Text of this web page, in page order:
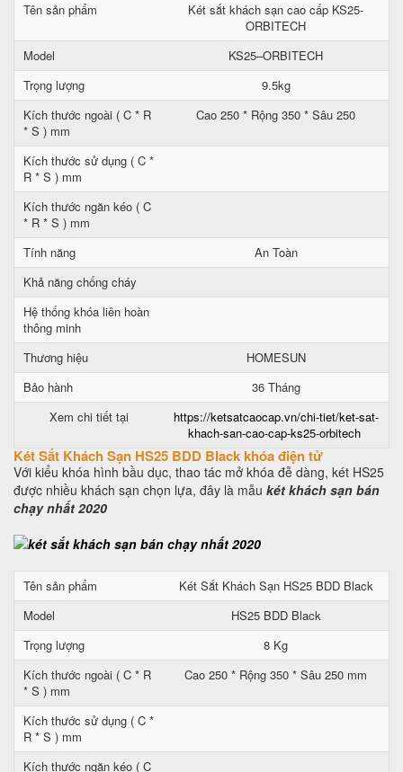
Tên sản phẩm
Két sắt khách sạn cao cấp KS25-
ORBITECH
Model
KS25–ORBITECH
Trọng lượng
9.5kg
Kích thước ngoài ( C * R
* S ) mm
Cao 250 * Rộng 350 * Sâu 250
Kích thước sử dụng ( C *
R * S ) mm
Kích thước ngăn kéo ( C
* R * S ) mm
Tính năng
An Toàn
Khả năng chống cháy
Hệ thống khóa liên hoàn
thông minh
Thương hiệu
HOMESUN
Bảo hành
36 Tháng
Xem chi tiết tại
https://ketsatcaocap.vn/chi-tiet/ket-sat-
khach-san-cao-cap-ks25-orbitech
Két Sắt Khách Sạn HS25 BDD Black khóa điện tử
Với kiểu khóa hình bầu dục, thao tác mở khóa đễ dàng, két HS25
được nhiều khách sạn chọn lựa, đây là mẫu két khách sạn bán
chạy nhất 2020
Tên sản phẩm
Két Sắt Khách Sạn HS25 BDD Black
Model
HS25 BDD Black
Trọng lượng
8 Kg
Kích thước ngoài ( C * R
* S ) mm
Cao 250 * Rộng 350 * Sâu 250 mm
Kích thước sử dụng ( C *
R * S ) mm
Kích thước ngăn kéo ( C